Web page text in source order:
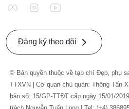
Đăng ký theo dõi
© Bản quyền thuộc về tạp chí Đẹp, phụ
TTXVN | Cơ quan chủ quản: Thông Tấn
bản số: 15/GP-TTĐT cấp ngày 15/01/